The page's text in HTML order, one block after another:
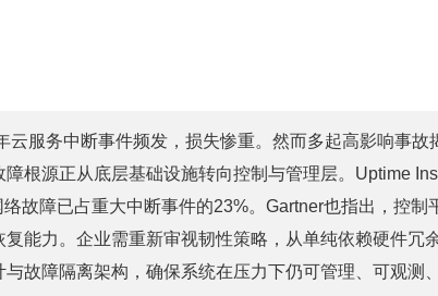
云服务中断事件频发，损失惨重。然而多起高影响事故
障根源正从底层基础设施转向控制与管理层。Uptime
络故障已占重大中断事件的23%。Gartner也指出，控制
复能力。企业需重新审视韧性策略，从单纯依赖硬件冗
与故障隔离架构，确保系统在压力下仍可管理、可观测